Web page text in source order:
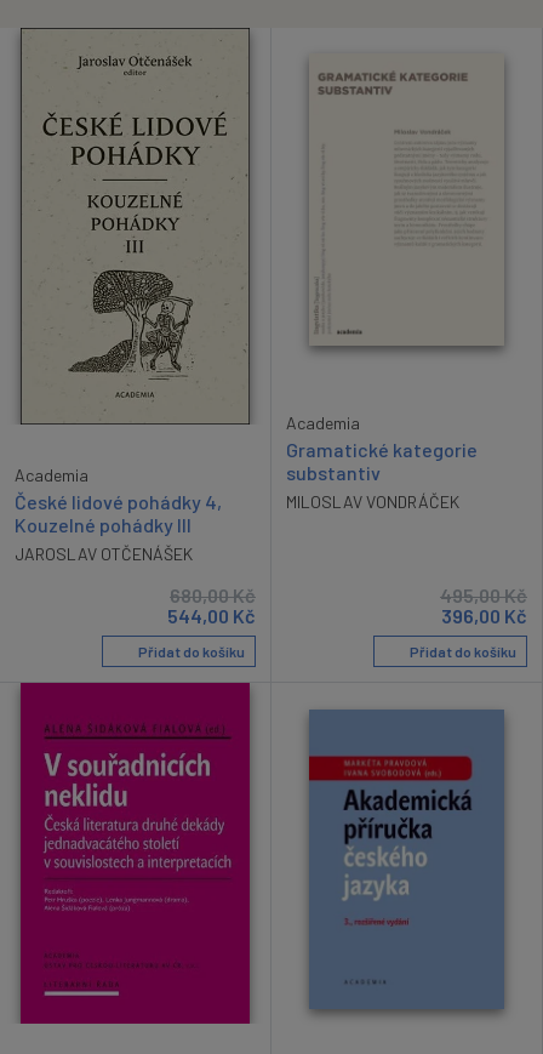
Academia
České lidové pohádky 4,
Kouzelné pohádky III
JAROSLAV OTČENÁŠEK
680,00Kč
544,00 Kč
Přidat do košíku
Academia
Gramatické kategorie
substantiv
MILOSLAV VONDRÁČEK
495,00Kč
396,00 Kč
Přidat do košíku